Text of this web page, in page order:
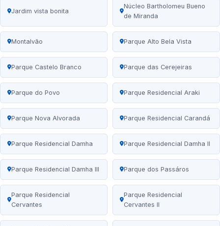
Jardim vista bonita
Núcleo Bartholomeu Bueno
de Miranda
Montalvão Parque Alto Bela Vista
Parque Castelo Branco Parque das Cerejeiras
Parque do Povo Parque Residencial Araki
Parque Nova Alvorada Parque Residencial Carandá
Parque Residencial Damha Parque Residencial Damha II
Parque Residencial Damha III Parque dos Passáros
Parque Residencial
Cervantes
Parque Residencial
Cervantes II